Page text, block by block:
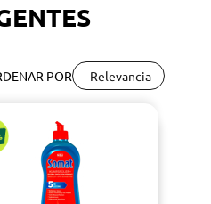
POR Relevancia